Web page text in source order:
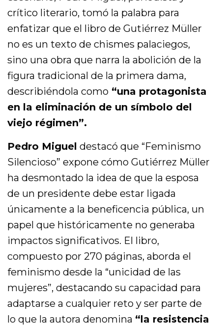
crítico literario, tomó la palabra para
enfatizar que el libro de Gutiérrez Müller
no es un texto de chismes palaciegos,
sino una obra que narra la abolición de la
figura tradicional de la primera dama,
describiéndola como “una protagonista
en la eliminación de un símbolo del
viejo régimen”.
Pedro Miguel destacó que “Feminismo
Silencioso” expone cómo Gutiérrez Müller
ha desmontado la idea de que la esposa
de un presidente debe estar ligada
únicamente a la beneficencia pública, un
papel que históricamente no generaba
impactos significativos. El libro,
compuesto por 270 páginas, aborda el
feminismo desde la “unicidad de las
mujeres”, destacando su capacidad para
adaptarse a cualquier reto y ser parte de
lo que la autora denomina “la resistencia